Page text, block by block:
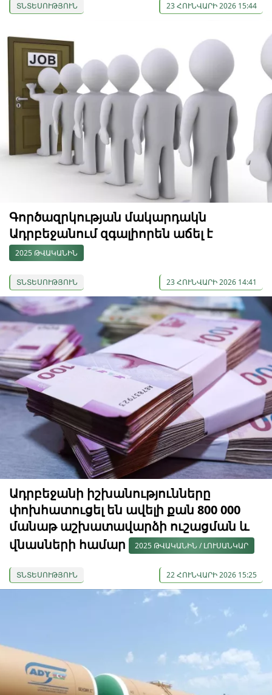
ՏՆՏԵՍՈՒԹՅՈՒՆ 23 ՀՈՒՆՎԱՐԻ 2026 15:44
Գործազրկության մակարդակն
Ադրբեջանում զգալիորեն աճել է
2025 ԹՎԱԿԱՆԻՆ
ՏՆՏԵՍՈՒԹՅՈՒՆ 23 ՀՈՒՆՎԱՐԻ 2026 14:41
Ադրբեջանի իշխանությունները
փոխհատուցել են ավելի քան 800 000
մանաթ աշխատավարձի ուշացման և
վնասների համար
2025 ԹՎԱԿԱՆԻՆ / ԼՈՒՍԱՆԿԱՐ
ՏՆՏԵՍՈՒԹՅՈՒՆ 22 ՀՈՒՆՎԱՐԻ 2026 15:25